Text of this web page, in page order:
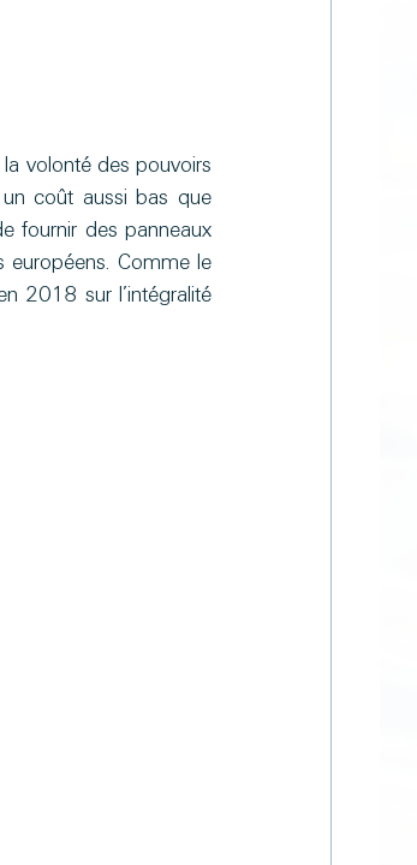
volonté des pouvoirs
coût aussi bas que
fournir des panneaux
Comme le
2018 sur l’intégralité